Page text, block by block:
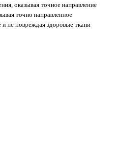
оказывая точное направление
точно направленное
и не повреждая здоровые ткани